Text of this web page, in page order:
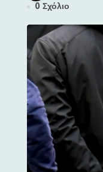
0 Σχόλιο